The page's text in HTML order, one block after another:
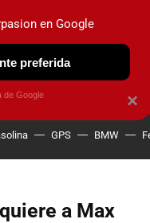
OBSERVATORIO
GPS BMW
a Max
×
en Google
preferida
de Google